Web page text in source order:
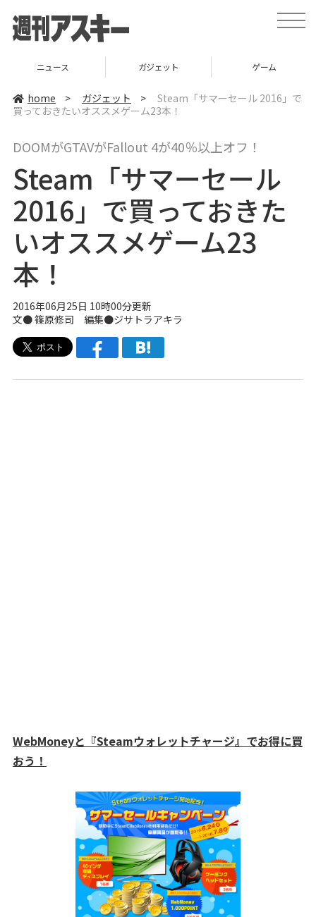
t
o
ニュース ガジェット ゲーム
home > ガジェット >
Steam「サマーセール 2016」で
買っておきたいオススメゲーム23本！
DOOMがGTAVがFallout 4が40％以上オフ！
Steam「サマーセール
2016」で買っておきた
いオススメゲーム23
本！
2016年06月25日 10時00分更新
文● 篠原修司 編集●ジサトラアキラ
WebMoneyと『Steamウォレットチャージ』でお得に買
おう！